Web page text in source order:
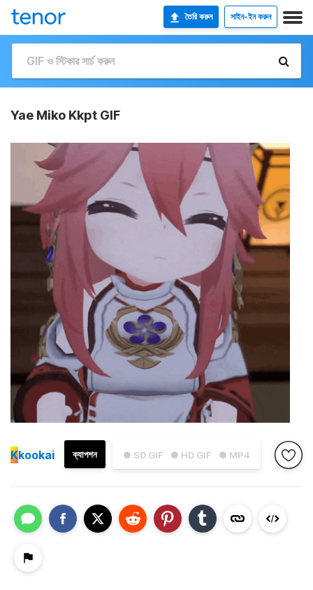
তৈরি করুন সাইন-ইন করুন
Yae Miko Kkpt GIF
● SD GIF ● HD GIF ● MP4
ক্যাপশন
Kkookai